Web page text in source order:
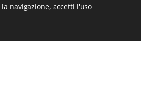
navigazione, accetti l'uso